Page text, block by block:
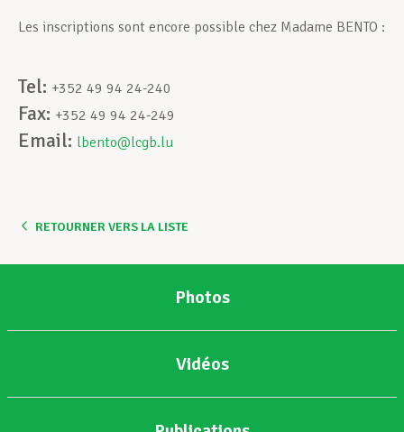
Développement professionnel
Les inscriptions sont encore possible chez Madame BENTO :
Tel: +352 49 94 24-240
Fax: +352 49 94 24-249
Email: lbento@lcgb.lu
RETOURNER VERS LA LISTE
Photos
Vidéos